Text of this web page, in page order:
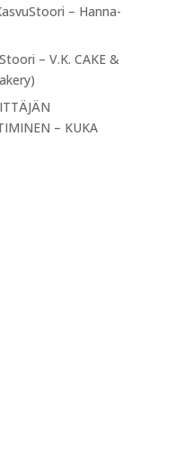
– Hanna-
– V.K. CAKE &
– KUKA